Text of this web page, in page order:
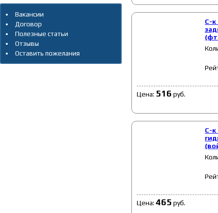
С-к
Цена: 516 руб.
С-к
Цена: 465 руб.
Вакансии
Договор
Полезные статьи
Отзывы
Оставить пожелания